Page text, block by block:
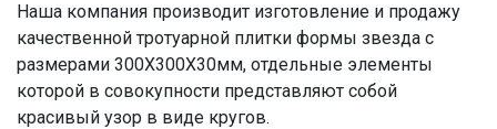
Наша компания производит изготовление и продажу
качественной тротуарной плитки формы звезда с
размерами 300Х300Х30мм, отдельные элементы
которой в совокупности представляют собой
красивый узор в виде кругов.